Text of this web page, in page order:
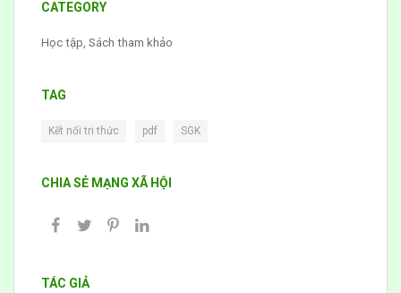
CATEGORY
Học tập, Sách tham khảo
TAG
Kết nối tri thức pdf SGK
CHIA SẺ MẠNG XÃ HỘI
TÁC GIẢ